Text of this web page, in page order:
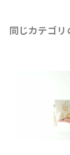
同じカテゴ